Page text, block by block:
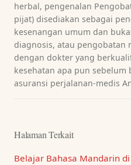
herbal, pengenalan
pijat) disediakan sebagai
kesenangan umum dan
diagnosis, atau pengobatan
dengan dokter yang
kesehatan apa pun
asuransi perjalanan-medis
Halaman Terkait
Belajar Bahasa Mandarin